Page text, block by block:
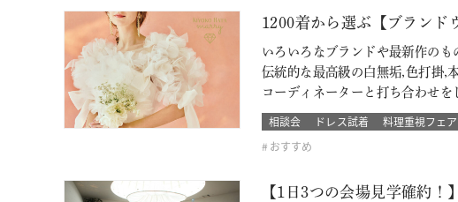
1200着から選ぶ【ブラン
いろいろなブランドや最新作の
伝統的な最高級の白無垢,色打掛,
コーディネーターと打ち合わせ
相談会 ドレス試着 料理重視フェア
おすすめ
【1日3つの会場見学確約